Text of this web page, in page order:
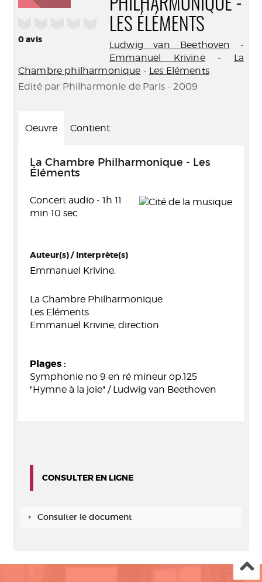
0avis
PHILHARMONIQUE -
LES ÉLÉMENTS
Ludwig van Beethoven -
Emmanuel Krivine- La
Chambre philharmonique - Les Eléments
Edité par Philharmonie de Paris - 2009
Oeuvre Contient
La Chambre Philharmonique - Les
Éléments
Concert audio - 1h 11
min 10 sec
Auteur(s) / Interprète(s)
Emmanuel Krivine,
La Chambre Philharmonique
Les Eléments
Emmanuel Krivine, direction
Plages :
Symphonie no 9 en ré mineur op.125
"Hymne à la joie" / Ludwig van Beethoven
CONSULTER EN LIGNE
Consulter le document